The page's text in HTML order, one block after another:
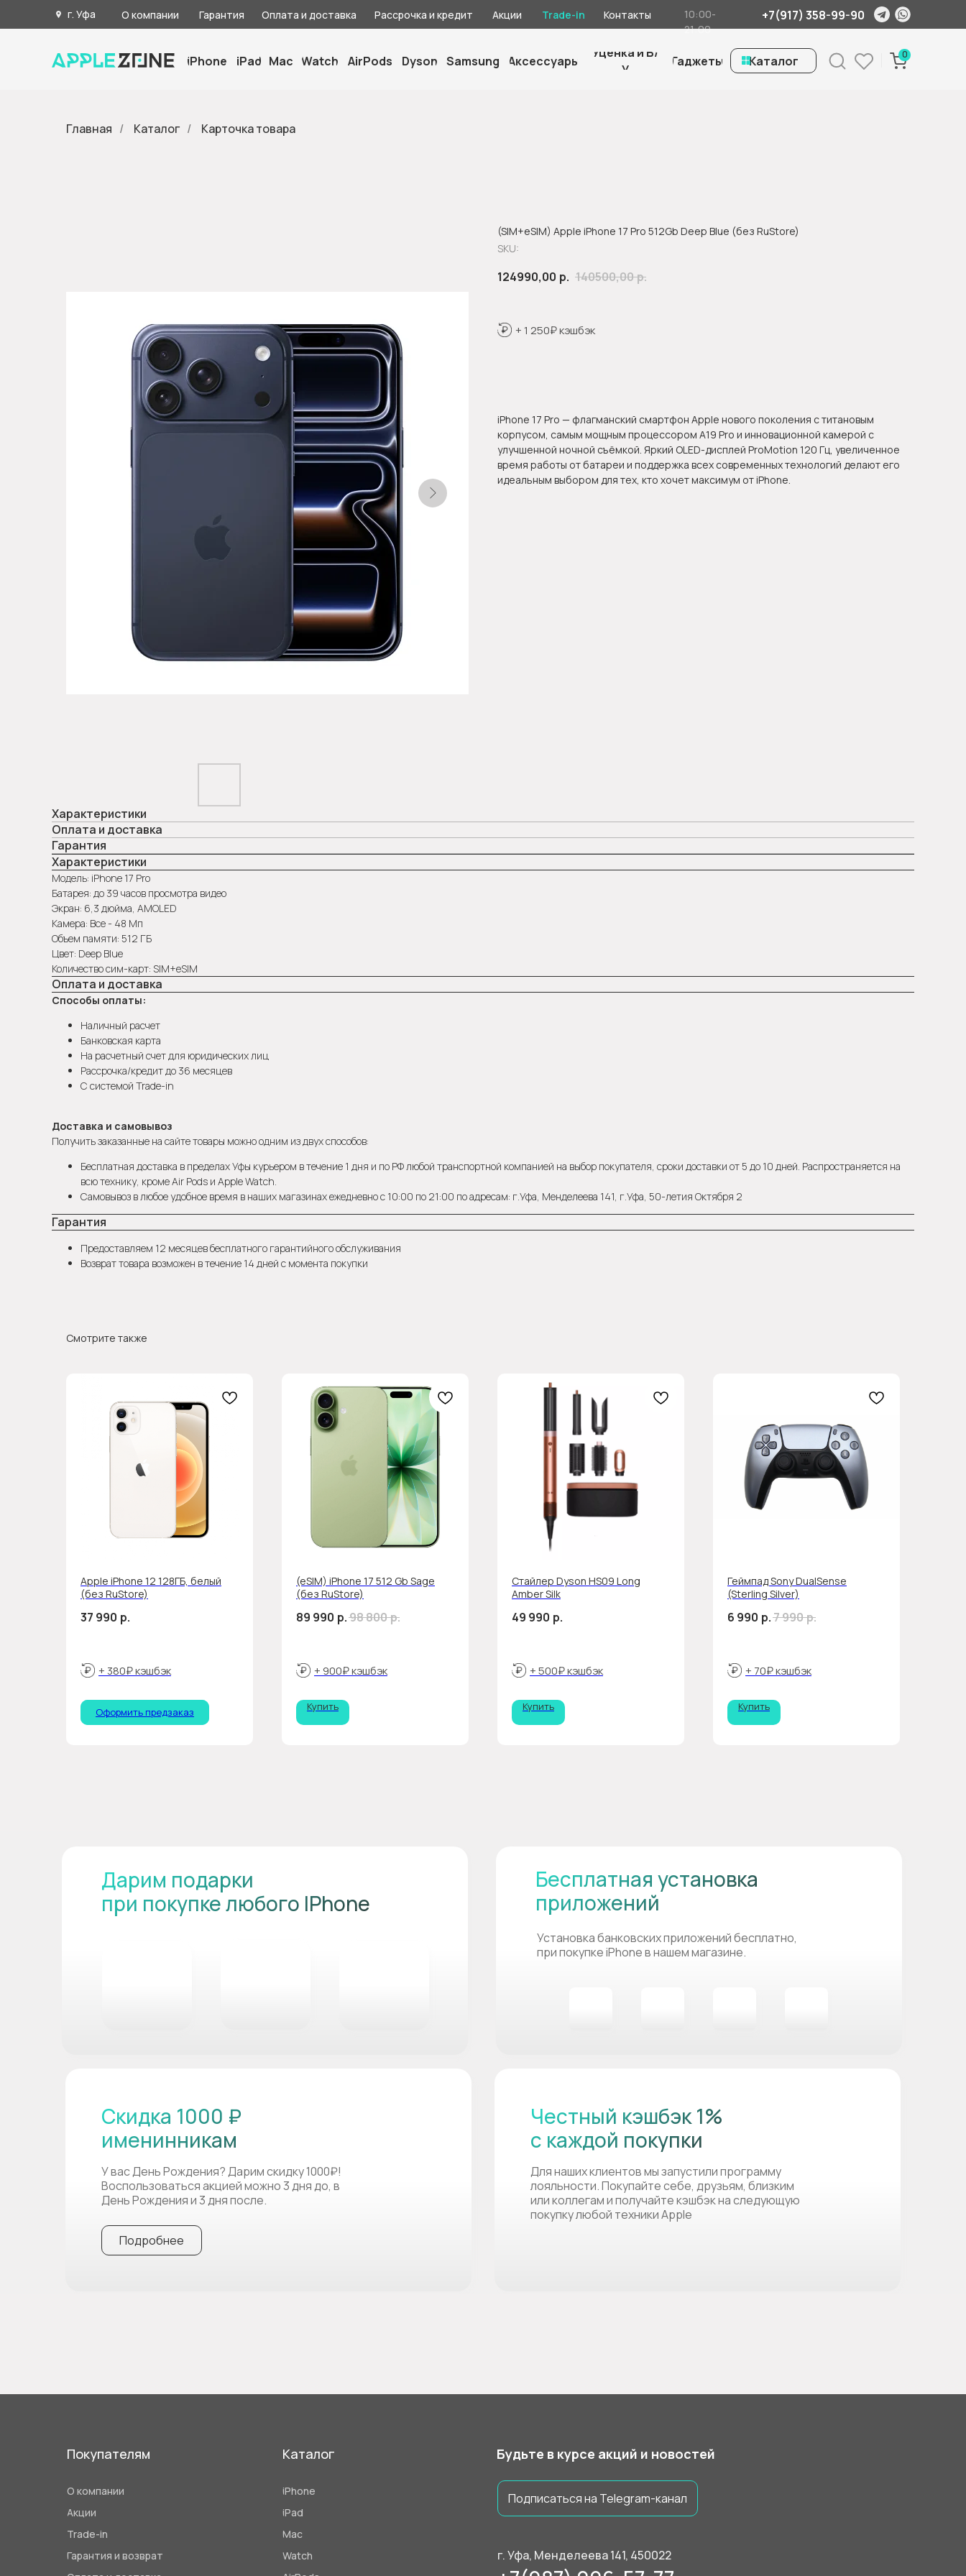
О компании Trade-in
Гарантия Контакты
Оплата и доставка Рассрочка и кредит +7(917) 358-99-90
10:00-
21:00
iPhone iPad Mac Watch AirPods Samsung Аксессуары
Уценка и Б/
У
Гаджеты
г. Уфа
0
Акции
Dyson ㅤКаталог
Главная / Каталог / Карточка товара
(SIM+eSIM) Apple iPhone 17 Pro 512Gb Deep Blue (без RuStore)
SKU:
124990,00 р. 140500,00р.
+ 1 250₽ кэшбэк
iPhone 17 Pro — флагманский смартфон Apple нового поколения с титановым
корпусом, самым мощным процессором A19 Pro и инновационной камерой с
улучшенной ночной съёмкой. Яркий OLED-дисплей ProMotion 120 Гц, увеличенное
время работы от батареи и поддержка всех современных технологий делают его
идеальным выбором для тех, кто хочет максимум от iPhone.
Характеристики
Оплата и доставка
Гарантия
Характеристики
Модель: iPhone 17 Pro
Батарея: до 39 часов просмотра видео
Экран: 6,3 дюйма, AMOLED
Камера: Все - 48 Мп
Объем памяти: 512 ГБ
Цвет: Deep Blue
Количество сим-карт: SIM+eSIM
Оплата и доставка
Способы оплаты:
Наличный расчет
Банковская карта
На расчетный счет для юридических лиц
Рассрочка/кредит до 36 месяцев
С системой Trade-in
Доставка и самовывоз
Получить заказанные на сайте товары можно одним из двух способов:
Бесплатная доставка в пределах Уфы курьером в течение 1 дня и по РФ любой транспортной компанией на выбор покупателя, сроки доставки от 5 до 10 дней. Распространяется на
всю технику, кроме Air Pods и Apple Watch.
Самовывоз в любое удобное время в наших магазинах ежедневно с 10:00 по 21:00 по адресам: г.Уфа, Менделеева 141, г.Уфа, 50-летия Октября 2
Гарантия
Предоставляем 12 месяцев бесплатного гарантийного обслуживания
Возврат товара возможен в течение 14 дней с момента покупки
Смотрите также
Apple iPhone 12 128ГБ, белый
(без RuStore)
37 990 р.
+ 380₽ кэшбэк
Оформить предзаказ
(eSIM) iPhone 17 512 Gb Sage
(без RuStore)
89 990 р.98 800р.
+ 900₽ кэшбэк
Купить
Стайлер Dyson HS09 Long
Amber Silk
49 990 р.
+ 500₽ кэшбэк
Купить
Геймпад Sony DualSense
(Sterling Silver)
6 990 р.7 990р.
+ 70₽ кэшбэк
Купить
Дарим подарки
при покупке любого IPhone
Установка банковских приложений бесплатно,
при покупке iPhone в нашем магазине.
Бесплатная установка
приложений
Подробнее
Скидка 1000 ₽
именинникам
Для наших клиентов мы запустили программу
лояльности. Покупайте себе, друзьям, близким
или коллегам и получайте кэшбэк на следующую
покупку любой техники Apple
Честный кэшбэк 1%
с каждой покупки
У вас День Рождения? Дарим скидку 1000₽!
Воспользоваться акцией можно 3 дня до, в
День Рождения и 3 дня после.
О компании
Будьте в курсе акций и новостей
Акции
Trade-in
Гарантия и возврат
г. Уфа, Менделеева 141, 450022
Покупателям
iPhone
iPad
Mac
Watch
Каталог
Подписаться на Telegram-канал